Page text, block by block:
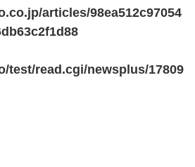
articles/98ea512c97054
test/read.cgi/newsplus/17809